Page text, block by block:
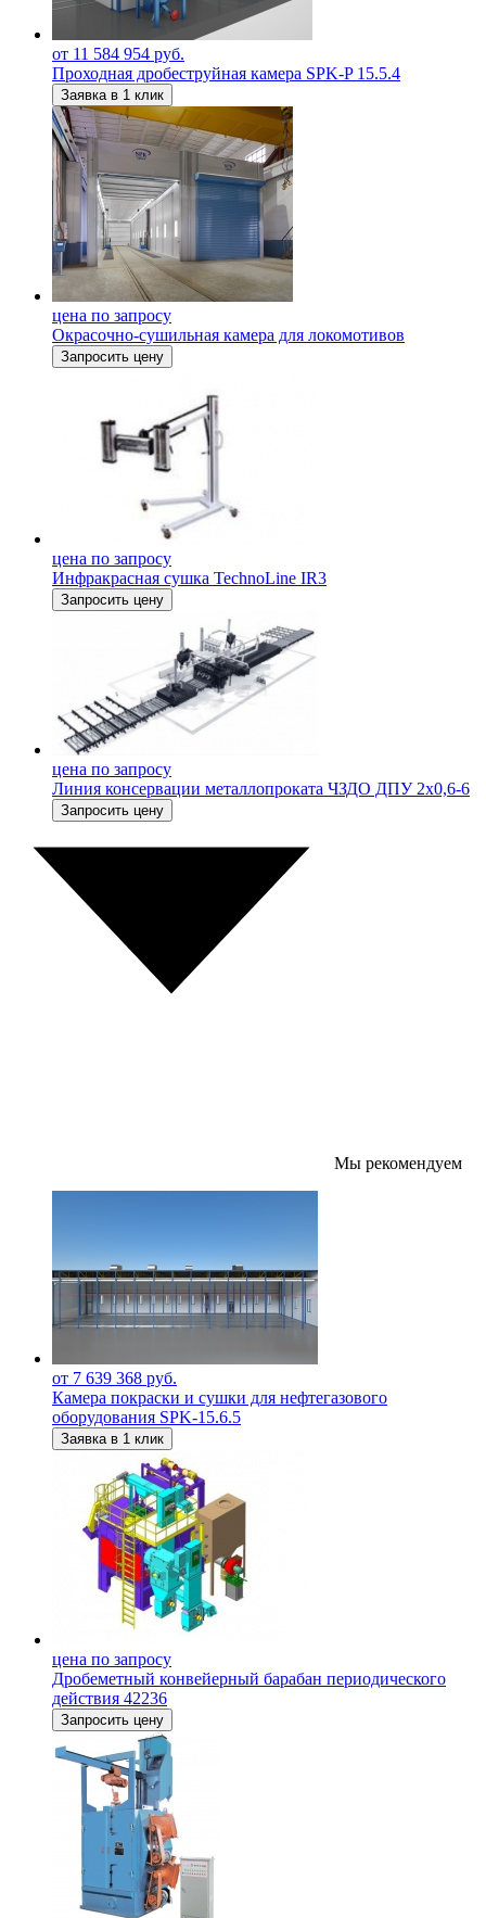
от 11 584 954 руб.
Проходная дробеструйная камера SPK-P 15.5.4
Заявка в 1 клик
цена по запросу
Окрасочно-сушильная камера для локомотивов
Запросить цену
цена по запросу
Инфракрасная сушка TechnoLine IR3
Запросить цену
цена по запросу
Линия консервации металлопроката ЧЗДО ДПУ 2х0,6-6
Запросить цену
Мы рекомендуем
от 7 639 368 руб.
Камера покраски и сушки для нефтегазового
оборудования SPK-15.6.5
Заявка в 1 клик
цена по запросу
Дробеметный конвейерный барабан периодического
действия 42236
Запросить цену